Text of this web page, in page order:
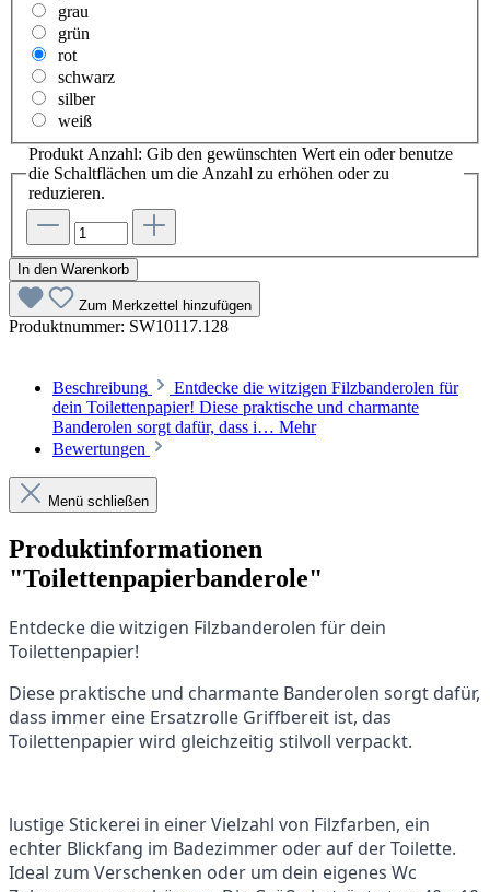
grau
grün
rot
schwarz
silber
weiß
Produkt Anzahl: Gib den gewünschten Wert ein oder benutze
die Schaltflächen um die Anzahl zu erhöhen oder zu
reduzieren.
In den Warenkorb
Zum Merkzettel hinzufügen
Produktnummer: SW10117.128
Beschreibung
Entdecke die witzigen Filzbanderolen für
dein Toilettenpapier! Diese praktische und charmante
Banderolen sorgt dafür, dass i… Mehr
Bewertungen
Menü schließen
Produktinformationen
"Toilettenpapierbanderole"
Entdecke die witzigen Filzbanderolen für dein
Toilettenpapier!
Diese praktische und charmante Banderolen sorgt dafür,
dass immer eine Ersatzrolle Griffbereit ist, das
Toilettenpapier wird gleichzeitig stilvoll verpackt.
lustige Stickerei in einer Vielzahl von Filzfarben, ein
echter Blickfang im Badezimmer oder auf der Toilette.
Ideal zum Verschenken oder um dein eigenes Wc